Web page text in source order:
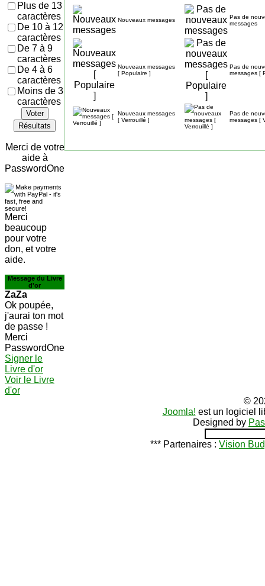
Plus de 13
caractères
De 10 à 12
caractères
De 7 à 9
caractères
De 4 à 6
caractères
Moins de 3
caractères
Voter
Résultats
Merci de votre
aide à
PasswordOne
Merci
beaucoup
pour votre
don, et votre
aide.
Message du Livre
d'or
ZaZa
Ok poupée,
j'aurai ton mot
de passe !
Merci
PasswordOne
Signer le
Livre d'or
Voir le Livre
d'or
Nouveaux messages
Pas de
messages
Nouveaux messages
[ Populaire ]
Pas de
messages [
Nouveaux messages
[ Verrouillé ]
Pas de
messages [
©
Joomla! est un logiciel
Designed by
*** Partenaires : Vision